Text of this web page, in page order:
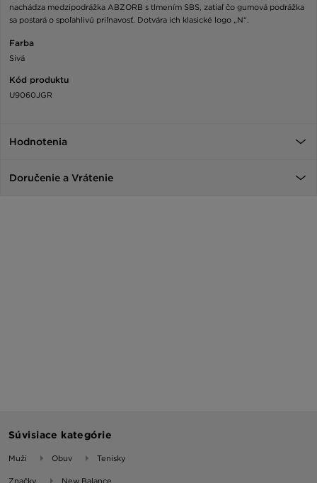
nachádza medzipodrážka ABZORB s tlmením SBS, zatiaľ čo gumová podrážka
sa postará o spoľahlivú priľnavosť. Dotvára ich klasické logo „N“.
Farba
Sivá
Kód produktu
U9060JGR
Hodnotenia
Doručenie a Vrátenie
Súvisiace kategórie
Muži Obuv Tenisky
Značky New Balance